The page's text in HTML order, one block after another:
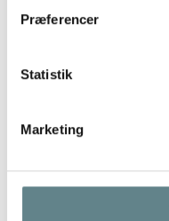
Præferencer
Statistik
Marketing